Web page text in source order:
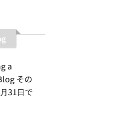
a
その
31日で